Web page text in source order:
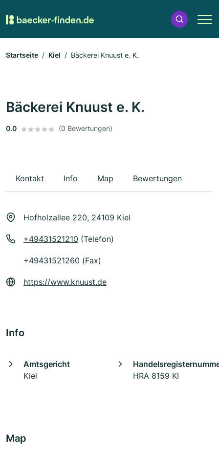
Startseite Kiel Bäckerei Knuust e. K.
Bäckerei Knuust e. K.
0.0 (0 Bewertungen)
Kontakt Info Map Bewertungen
Hofholzallee 220, 24109 Kiel
+49431521210 (Telefon)
+49431521260 (Fax)
https://www.knuust.de
Info
Amtsgericht
Kiel
HRA 8159 KI
Map